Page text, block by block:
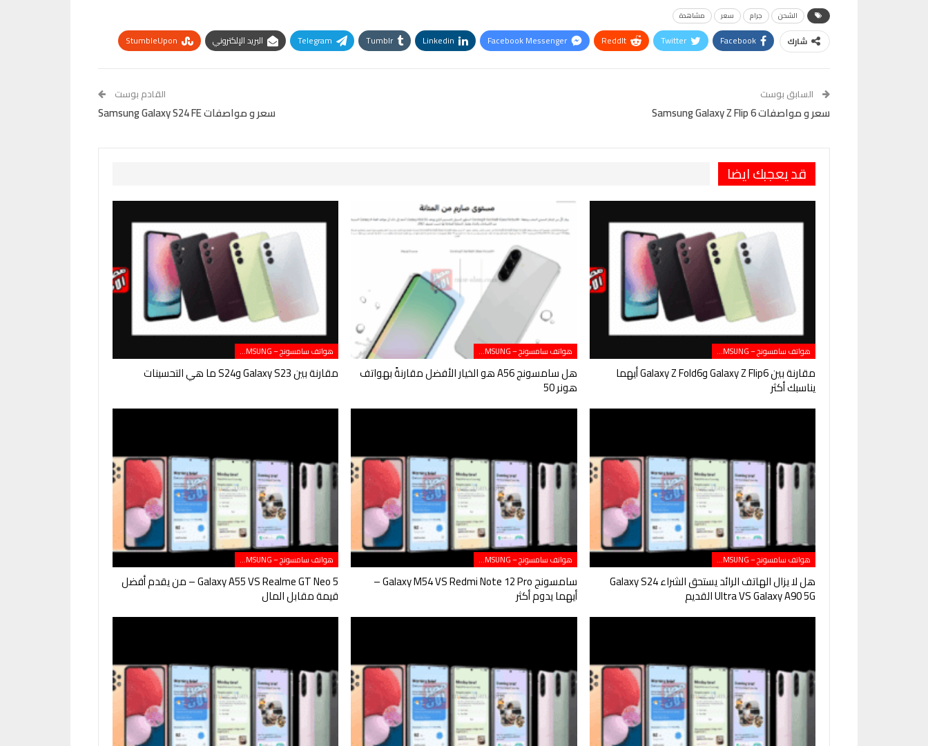
الشحن جرام سعر مشاهدة
شارك Facebook
Twitter
ReddIt
Facebook Messenger
Linkedin
Tumblr
Telegram البريد الإلكتروني
StumbleUpon
السابق بوست
سعر و مواصفات Samsung Galaxy Z Flip 6
القادم بوست
سعر و مواصفات Samsung Galaxy S24 FE
قد يعجبك ايضا
هواتف سامسونج – SAMSUNG
مقارنة بين Galaxy Z Flip6 وGalaxy Z Fold6 أيهما
يناسبك أكثر
هواتف سامسونج – SAMSUNG
هل سامسونج A56 هو الخيار الأفضل مقارنةً بهواتف
هونر 50
هواتف سامسونج – SAMSUNG
مقارنة بين Galaxy S23 وS24 ما هي التحسينات
هواتف سامسونج – SAMSUNG
هل لا يزال الهاتف الرائد يستحق الشراء Galaxy S24
Ultra VS Galaxy A90 5G القديم
هواتف سامسونج – SAMSUNG
سامسونج Galaxy M54 VS Redmi Note 12 Pro –
أيهما يدوم أكثر
هواتف سامسونج – SAMSUNG
Galaxy A55 VS Realme GT Neo 5 – من يقدم أفضل
قيمة مقابل المال